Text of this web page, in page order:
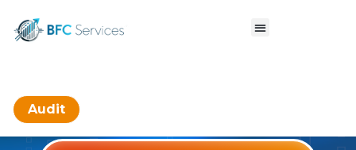
Audit